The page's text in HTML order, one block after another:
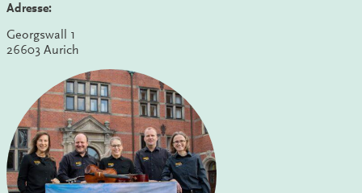
Adresse:
Georgswall 1
26603 Aurich